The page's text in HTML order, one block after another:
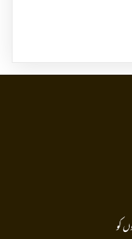
کو